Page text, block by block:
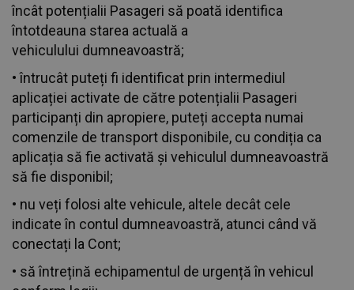
încât potențialii Pasageri să poată identifica
întotdeauna starea actuală a
vehiculului dumneavoastră;
• întrucât puteți fi identificat prin intermediul
aplicației activate de către potențialii Pasageri
participanți din apropiere, puteți accepta numai
comenzile de transport disponibile, cu condiția ca
aplicația să fie activată și vehiculul dumneavoastră
să fie disponibil;
• nu veți folosi alte vehicule, altele decât cele
indicate în contul dumneavoastră, atunci când vă
conectați la Cont;
• să întrețină echipamentul de urgență în vehicul